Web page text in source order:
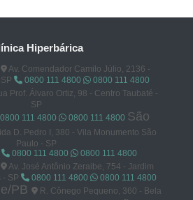
Hiperbárica
Av. Comendador Camilo Júlio, 2136 -
0800 111 4800 0800 111 4800
Prof. Álvaro Ortiz, 98 - Centro Taubaté -
SP
111 4800 0800 111 4800 São
D. Pedro I, 380 - Vila Monumento São
Paulo - SP
0800 111 4800 0800 111 4800
Av. José Antônio Zeraibe, 754 - Jardim
- SP
0800 111 4800 0800 111 4800
PB
R. Cônego Pequeno, 360 - Bela